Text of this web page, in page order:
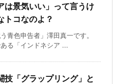
は景気いい」って言うけ
トコなのよ？
青色申告者」澤田真一です。
る「インドネシア ...
技「グラップリング」と